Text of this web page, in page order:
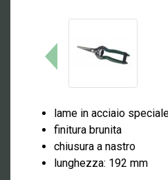
lame in acciaio
finitura brunita
chiusura a nastro
lunghezza: 192 mm